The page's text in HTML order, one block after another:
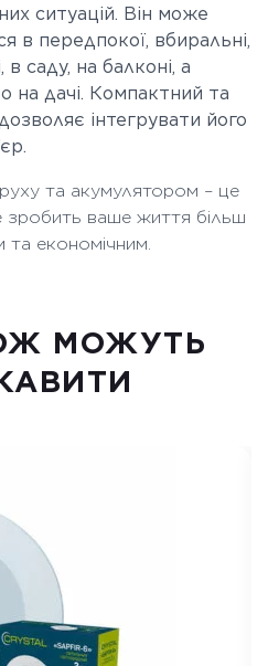
ситуацій. Він може
в передпокої, вбиральні,
в саду, на балконі, а
на дачі. Компактний та
інтегрувати його
та акумулятором – це
зробить ваше життя більш
економічним.
МОЖУТЬ